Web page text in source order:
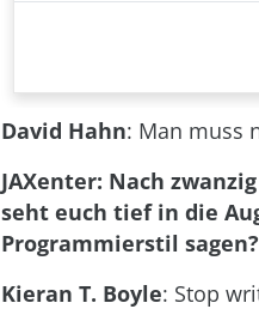
David Hahn: Man muss
JAXenter: Nach
seht euch tief in die
Programmierstil sagen?
Kieran T. Boyle: Stop